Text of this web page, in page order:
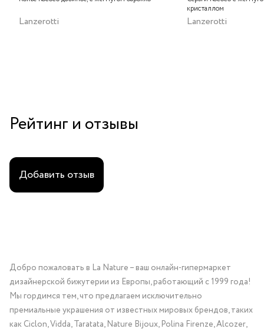
Lanzerotti
кристаллом
Lanzerotti
Рейтинг и отзывы
Добавить отзыв
Добро пожаловать в La Nature – ваш онлайн-гипермаркет
дизайнерской бижутерии из Европы, работающий с 1999 года!
Мы гордимся тем, что предлагаем исключительно
премиальные украшения от известных мировых брендов, таких
как Ciclon, Vidda, Taratata, Nature Bijoux, Polina Firenze, Alcozer,